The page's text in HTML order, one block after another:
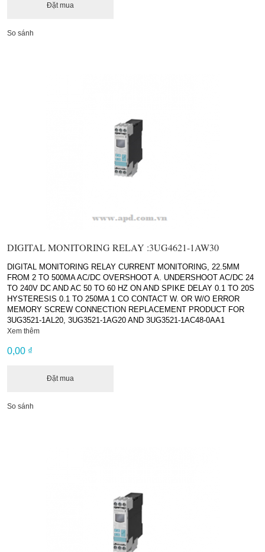
Đặt mua
So sánh
DIGITAL MONITORING RELAY :3UG4621-1AW30
DIGITAL MONITORING RELAY CURRENT MONITORING, 22.5MM
FROM 2 TO 500MA AC/DC OVERSHOOT A. UNDERSHOOT AC/DC 24
TO 240V DC AND AC 50 TO 60 HZ ON AND SPIKE DELAY 0.1 TO 20S
HYSTERESIS 0.1 TO 250MA 1 CO CONTACT W. OR W/O ERROR
MEMORY SCREW CONNECTION REPLACEMENT PRODUCT FOR
3UG3521-1AL20, 3UG3521-1AG20 AND 3UG3521-1AC48-0AA1
Xem thêm
0,00 ₫
Đặt mua
So sánh